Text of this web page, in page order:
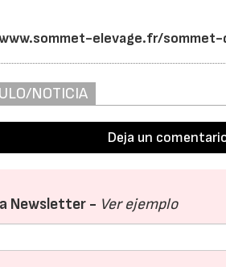
elevage.fr/
NOTICIA
Deja un
Newsletter - Ver ejemplo